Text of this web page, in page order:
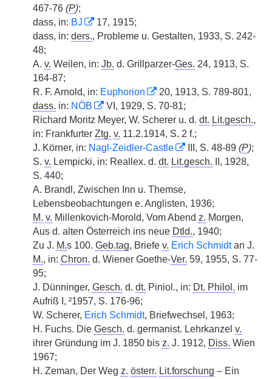
467-76 (P);
dass, in: BJ
17, 1915;
dass, in: ders., Probleme u. Gestalten, 1933, S. 242-
48;
A. v. Weilen, in: Jb. d. Grillparzer-Ges. 24, 1913, S.
164-87;
R. F. Arnold, in: Euphorion
20, 1913, S. 789-801,
dass. in: NÖB
VI, 1929, S. 70-81;
Richard Moritz Meyer, W. Scherer u. d. dt. Lit.gesch.,
in: Frankfurter Ztg. v. 11.2.1914, S. 2 f.;
J. Körner, in: Nagl-Zeidler-Castle III, S. 48-89 (P);
S. v. Lempicki, in: Reallex. d. dt. Lit.gesch. II, 1928,
S. 440;
A. Brandl, Zwischen Inn u. Themse,
Lebensbeobachtungen e. Anglisten, 1936;
M. v. Millenkovich-Morold, Vom Abend z. Morgen,
Aus d. alten Österreich ins neue Dtld., 1940;
Zu J. M.s 100. Geb.tag, Briefe v. Erich Schmidtan J.
M., in: Chron. d. Wiener Goethe-Ver. 59, 1955, S. 77-
95;
J. Dünninger, Gesch. d. dt. Piniol., in: Dt. Philol. im
Aufriß I, ²1957, S. 176-96;
W. Scherer, Erich Schmidt, Briefwechsel, 1963;
H. Fuchs. Die Gesch. d. germanist. Lehrkanzel v.
ihrer Gründung im J. 1850 bis z. J. 1912, Diss. Wien
1967;
H. Zeman, Der Weg z. österr. Lit.forschung – Ein